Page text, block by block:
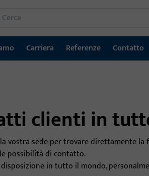
Carriera Referenze Contatto
clienti in
vostra sede per trovare direttamente
possibilità di contatto.
in tutto il mondo,